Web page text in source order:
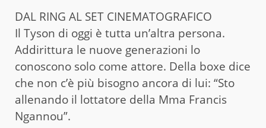
DAL RING AL SET CINEMATOGRAFICO
Il Tyson di oggi è tutta un’altra persona.
Addirittura le nuove generazioni lo
conoscono solo come attore. Della boxe dice
che non c’è più bisogno ancora di lui: “Sto
allenando il lottatore della Mma Francis
Ngannou”.